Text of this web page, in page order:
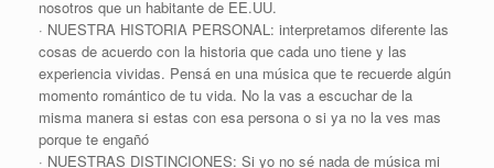
nosotros que un habitante de EE.UU.
· NUESTRA HISTORIA PERSONAL: interpretamos diferente las
cosas de acuerdo con la historia que cada uno tiene y las
experiencia vividas. Pensá en una música que te recuerde algún
momento romántico de tu vida. No la vas a escuchar de la
misma manera si estas con esa persona o si ya no la ves mas
porque te engañó
· NUESTRAS DISTINCIONES: Si yo no sé nada de música mi